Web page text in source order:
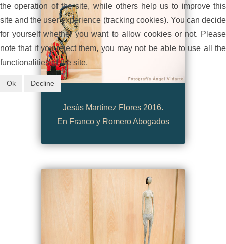
Jesús Martínez Flores 2016.
En Franco y Romero Abogados
the operation of the site, while others help us to improve this
site and the user experience (tracking cookies). You can decide
for yourself whether you want to allow cookies or not. Please
note that if you reject them, you may not be able to use all the
functionalities of the site.
Ok Decline